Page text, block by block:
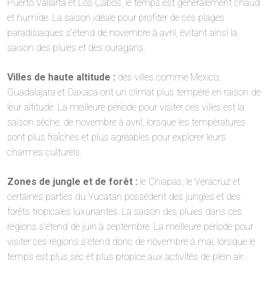
Puerto Vallarta et Los Cabos, le temps est généralement chaud
et humide. La saison idéale pour profiter de ces plages
paradisiaques s’étend de novembre à avril, évitant ainsi la
saison des pluies et des ouragans.
Villes de haute altitude : des villes comme Mexico,
Guadalajara et Oaxaca ont un climat plus tempéré en raison de
leur altitude. La meilleure période pour visiter ces villes est la
saison sèche, de novembre à avril, lorsque les températures
sont plus fraîches et plus agréables pour explorer leurs
charmes culturels.
Zones de jungle et de forêt : le Chiapas, le Veracruz et
certaines parties du Yucatan possèdent des jungles et des
forêts tropicales luxuriantes. La saison des pluies dans ces
régions s’étend de juin à septembre. La meilleure période pour
visiter ces régions s’étend donc de novembre à mai, lorsque le
temps est plus sec et plus propice aux activités de plein air.